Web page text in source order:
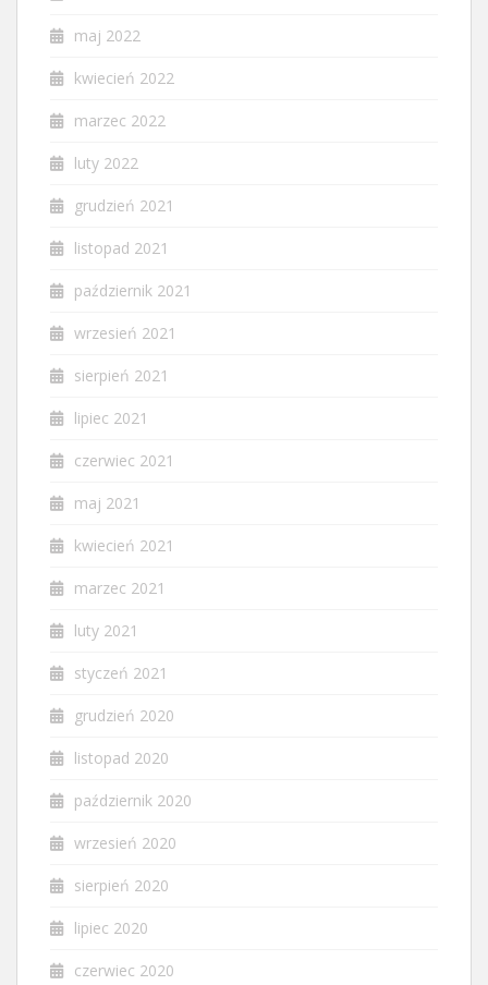
maj 2022
kwiecień 2022
marzec 2022
luty 2022
grudzień 2021
listopad 2021
październik 2021
wrzesień 2021
sierpień 2021
lipiec 2021
czerwiec 2021
maj 2021
kwiecień 2021
marzec 2021
luty 2021
styczeń 2021
grudzień 2020
listopad 2020
październik 2020
wrzesień 2020
sierpień 2020
lipiec 2020
czerwiec 2020